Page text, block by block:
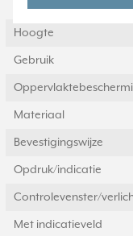
Hoogte
Gebruik
Materiaal
Bevestigingswijze
Opdruk/indicatie
Controlevenster/
Met indicatieveld